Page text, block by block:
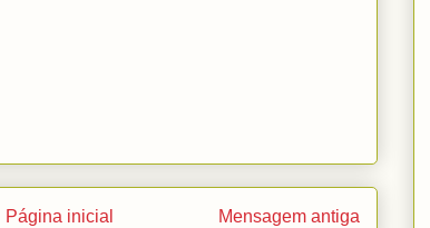
Mensagem antiga
Página inicial